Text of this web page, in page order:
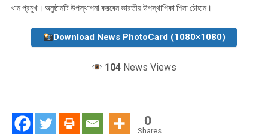
খান প্রমুখ। অনুষ্ঠানটি উপস্থাপনা করবেন ভারতীয় উপস্থাপিকা শিনা চৌহান।
Download News PhotoCard (1080×1080)
104 News Views
0
Shares